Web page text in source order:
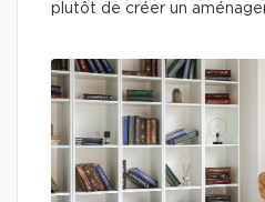
plutôt de créer un